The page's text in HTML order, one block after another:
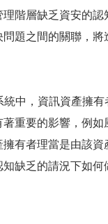
階層缺乏資安的認
題之間的關聯，將
統中，資訊資產擁
重要的影響，例如
有者理當是由該資
缺乏的請況下如何